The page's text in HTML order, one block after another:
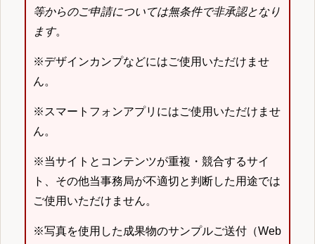
等からのご申請については無条件で非承認となり
ます。
※デザインカンプなどにはご使用いただけませ
ん。
※スマートフォンアプリにはご使用いただけませ
ん。
※当サイトとコンテンツが重複・競合するサイ
ト、その他当事務局が不適切と判断した用途では
ご使用いただけません。
※写真を使用した成果物のサンプルご送付（Web